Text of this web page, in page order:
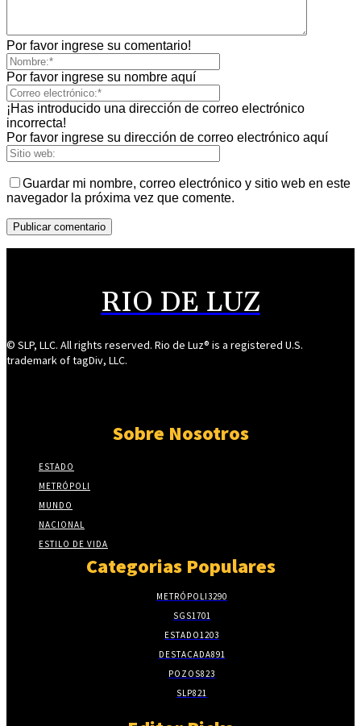
Por favor ingrese su comentario!
Por favor ingrese su nombre aquí
¡Has introducido una dirección de correo electrónico
incorrecta!
Por favor ingrese su dirección de correo electrónico aquí
Guardar mi nombre, correo electrónico y sitio web en este
navegador la próxima vez que comente.
RIO DE LUZ
© SLP, LLC. All rights reserved. Rio de Luz® is a registered U.S.
trademark of tagDiv, LLC.
Sobre Nosotros
ESTADO
METRÓPOLI
MUNDO
NACIONAL
ESTILO DE VIDA
Categorias Populares
METRÓPOLI3290
SGS1701
ESTADO1203
DESTACADA891
POZOS823
SLP821